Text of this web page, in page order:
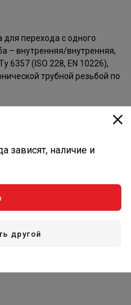
перехода с одного
– внутренняя/внутренняя,
6357 (ISO 228, EN 10226),
трубной резьбой по
зависят, наличие и
другой